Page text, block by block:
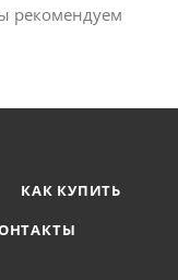
рекомендуем
КАК КУПИТЬ